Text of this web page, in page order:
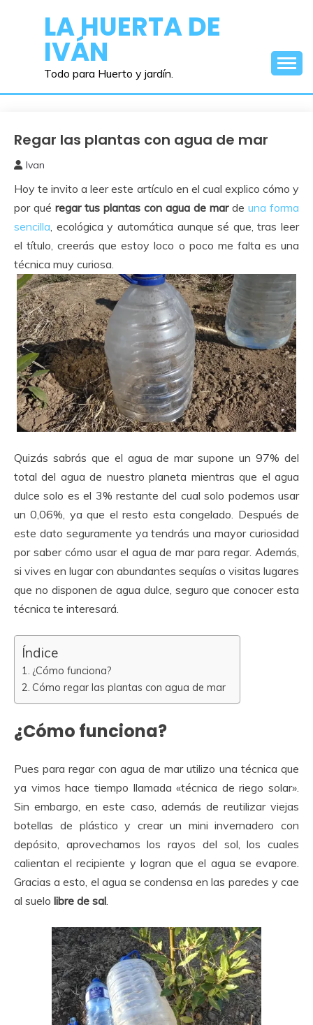
contenidoLA HUERTA DE
IVÁN
Todo para Huerto y jardín.
Experimentos
Regar las plantas con agua de mar
enero,
2018
Ivan
Hoy te invito a leer este artículo en el cual explico cómo y
por qué regar tus plantas con agua de marde una forma
sencilla, ecológica y automática aunque sé que, tras leer
el título, creerás que estoy loco o poco me falta es una
técnica muy curiosa.
Quizás sabrás que el agua de mar supone un 97% del
total del agua de nuestro planeta mientras que el agua
dulce solo es el 3% restante del cual solo podemos usar
un 0,06%, ya que el resto esta congelado. Después de
este dato seguramente ya tendrás una mayor curiosidad
por saber cómo usar el agua de mar para regar. Además,
si vives en lugar con abundantes sequías o visitas lugares
que no disponen de agua dulce, seguro que conocer esta
técnica te interesará.
Índice
¿Cómo funciona?
Cómo regar las plantas con agua de mar
¿Cómo funciona?
Pues para regar con agua de mar utilizo una técnica que
ya vimos hace tiempo llamada «técnica de riego solar».
Sin embargo, en este caso, además de reutilizar viejas
botellas de plástico y crear un mini invernadero con
depósito, aprovechamos los rayos del sol, los cuales
calientan el recipiente y logran que el agua se evapore.
Gracias a esto, el agua se condensa en las paredes y cae
al suelo libre de sal